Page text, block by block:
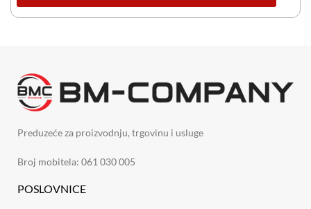
Preduzeće za proizvodnju, trgovinu i usluge
Broj mobitela: 061 030 005
POSLOVNICE